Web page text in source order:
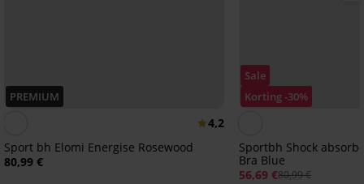
PREMIUM
4,2
Sport bh Elomi Energise Rosewood
80,99 €
Sale
Korting -30%
Sportbh Shock
Bra Blue
56,69 €80,99 €